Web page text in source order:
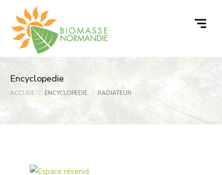
contenu
Encyclopedie
ACCUEIL ENCYCLOPEDIE RADIATEUR